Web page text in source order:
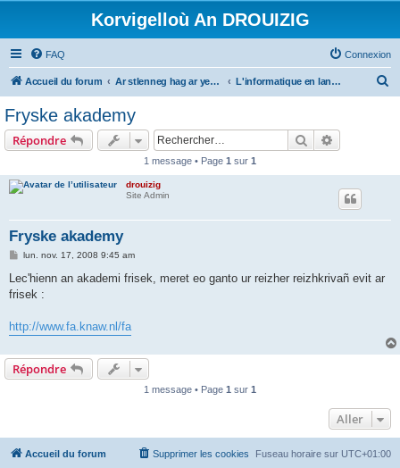
Korvigelloù An DROUIZIG
FAQ Connexion
Accueil du forum Ar stlenneg hag ar yezhoù bihan er bed a-bezh L'informatique en langues régionales et minoritaires
Fryske akademy
Répondre Rechercher
1 message • Page 1 sur 1
drouizig
Site Admin
Fryske akademy
M
s
a
lun. nov. 17, 2008 9:45 am
Lec'hienn an akademi frisek, meret eo ganto ur reizher reizhkrivañ evit ar
frisek :
http://www.fa.knaw.nl/fa
Répondre
1 message • Page 1 sur 1
Aller
Accueil du forum Fuseau horaire sur UTC+01:00
Supprimer les cookies